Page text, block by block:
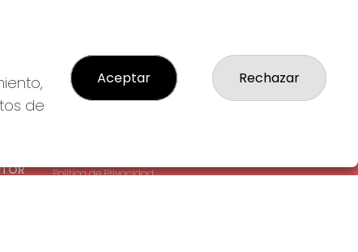
Política de Privacidad
de
Aceptar Rechazar